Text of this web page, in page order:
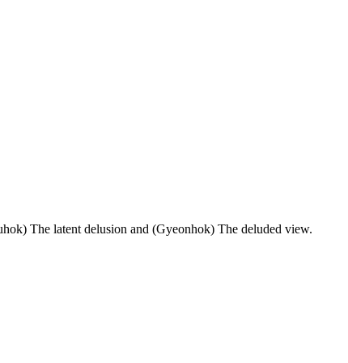
The latent delusion and (Gyeonhok) The deluded view.